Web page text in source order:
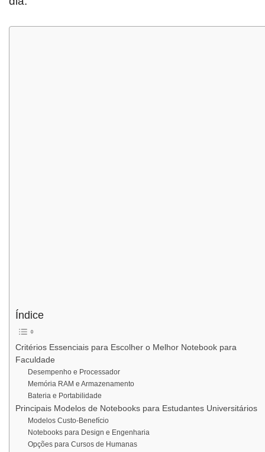
Índice
Critérios Essenciais para Escolher o Melhor Notebook para
Faculdade
Desempenho e Processador
Memória RAM e Armazenamento
Bateria e Portabilidade
Principais Modelos de Notebooks para Estudantes Universitários
Modelos Custo-Benefício
Notebooks para Design e Engenharia
Opções para Cursos de Humanas